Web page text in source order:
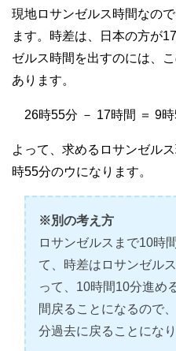
現地ロサンゼルス時間なの
ます。時差は、日本の方が
ゼルス時間を出すのには、
あります。
26時55分 － 17時間 ＝ 9時
よって、求めるロサンゼル
時55分のウになります。
※別の考え方
ロサンゼルスまで10時
て、時差はロサンゼル
って、10時間10分進め
間戻ることになるので
分過去に戻ることになり